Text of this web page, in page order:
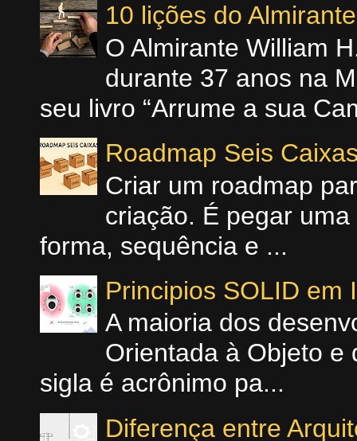
10 lições do
O Almirante William
durante 37 anos na
seu livro “Arrume a sua
Roadmap Seis
Criar um roadmap
criação. É pegar
forma, sequência e ...
Principios SOLID em
A maioria dos
Orientada à Objeto e
sigla é acrônimo pa...
Diferença entre